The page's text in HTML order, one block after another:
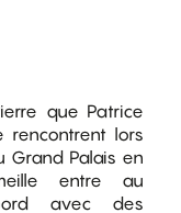
que Patrice
rencontrent lors
Palais en
entre au
avec des